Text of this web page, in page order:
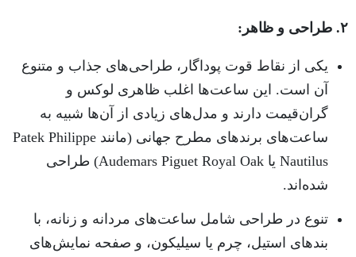
۲. طراحی و ظاهر:
یکی از نقاط قوت پوداگار، طراحی‌های جذاب و متنوع
آن است. این ساعت‌ها اغلب ظاهری لوکس و
گران‌قیمت دارند و مدل‌های زیادی از آن‌ها شبیه به
ساعت‌های برندهای مطرح جهانی (مانند Patek Philippe
Nautilus یا Audemars Piguet Royal Oak) طراحی
شده‌اند.
تنوع در طراحی شامل ساعت‌های مردانه و زنانه، با
بندهای استیل، چرم یا سیلیکون، و صفحه نمایش‌های